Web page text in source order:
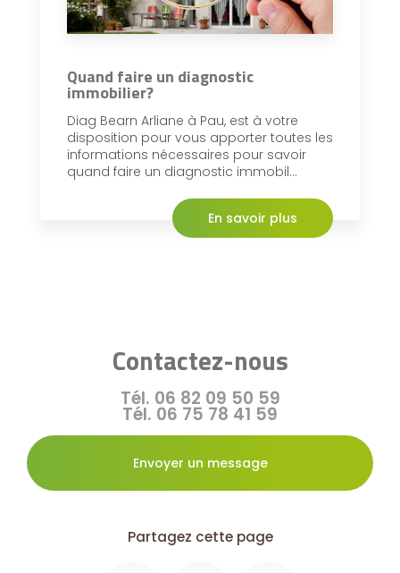
Quand faire un diagnostic
immobilier?
Diag Bearn Arliane à Pau, est à votre
disposition pour vous apporter toutes les
informations nécessaires pour savoir
quand faire un diagnostic immobil...
En savoir plus
Contactez-nous
Tél. 06 82 09 50 59
Tél. 06 75 78 41 59
Envoyer un message
Partagez cette page